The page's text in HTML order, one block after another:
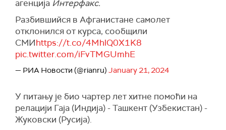
агенција Интерфакс.
Разбившийся в Афганистане самолет
отклонился от курса, сообщили
СМИhttps://t.co/4MhlQ0X1K8
pic.twitter.com/iFvTMGUmhE
— РИА Новости (@rianru) January 21, 2024
У питању је био чартер лет хитне помоћи на
релацији Гаја (Индија) - Ташкент (Узбекистан) -
Жуковски (Русија).